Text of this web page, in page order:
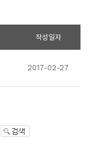
작성일자
2017-02-27